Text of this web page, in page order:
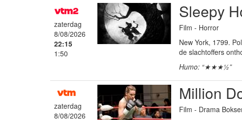
zaterdag
8/08/2026
22:15
1:50
Sleepy
Film - Horror
New York, 1799.
de slachtoffers
Humo: “★★★½”
zaterdag
8/08/2026
Million
Film - Drama